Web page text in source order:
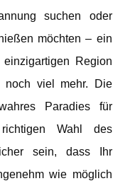
suchen oder
möchten – ein
Region
viel mehr. Die
Paradies für
Wahl des
sein, dass Ihr
wie möglich